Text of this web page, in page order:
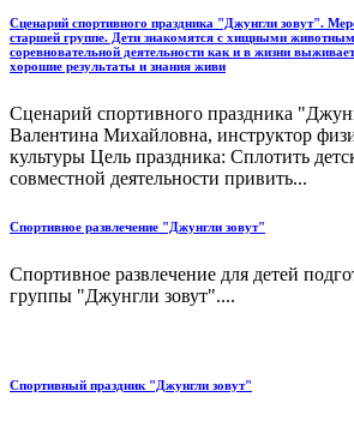
Сценарий спортивного праздника "Джунгли зовут".
старшей группе. Дети знакомятся с хищными
соревновательной деятельности как и в жизни
хорошие результаты и знания живи
Сценарий спортивного праздника
Валентина Михайловна, инструктор
культуры Цель праздника: Cплотить
совместной деятельности привить...
Спортивное развлечение "Джунгли зовут"
Спортивное развлечение для детей
группы "Джунгли зовут"....
Спортивный праздник "Джунгли зовут"